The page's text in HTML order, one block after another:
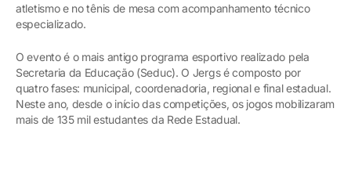
atletismo e no tênis de mesa com acompanhamento técnico
especializado.
O evento é o mais antigo programa esportivo realizado pela
Secretaria da Educação (Seduc). O Jergs é composto por
quatro fases: municipal, coordenadoria, regional e final estadual.
Neste ano, desde o início das competições, os jogos mobilizaram
mais de 135 mil estudantes da Rede Estadual.